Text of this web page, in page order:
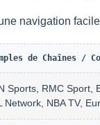
navigation
de Chaînes /
Sports, RMC Sport,
Network, NBA TV,